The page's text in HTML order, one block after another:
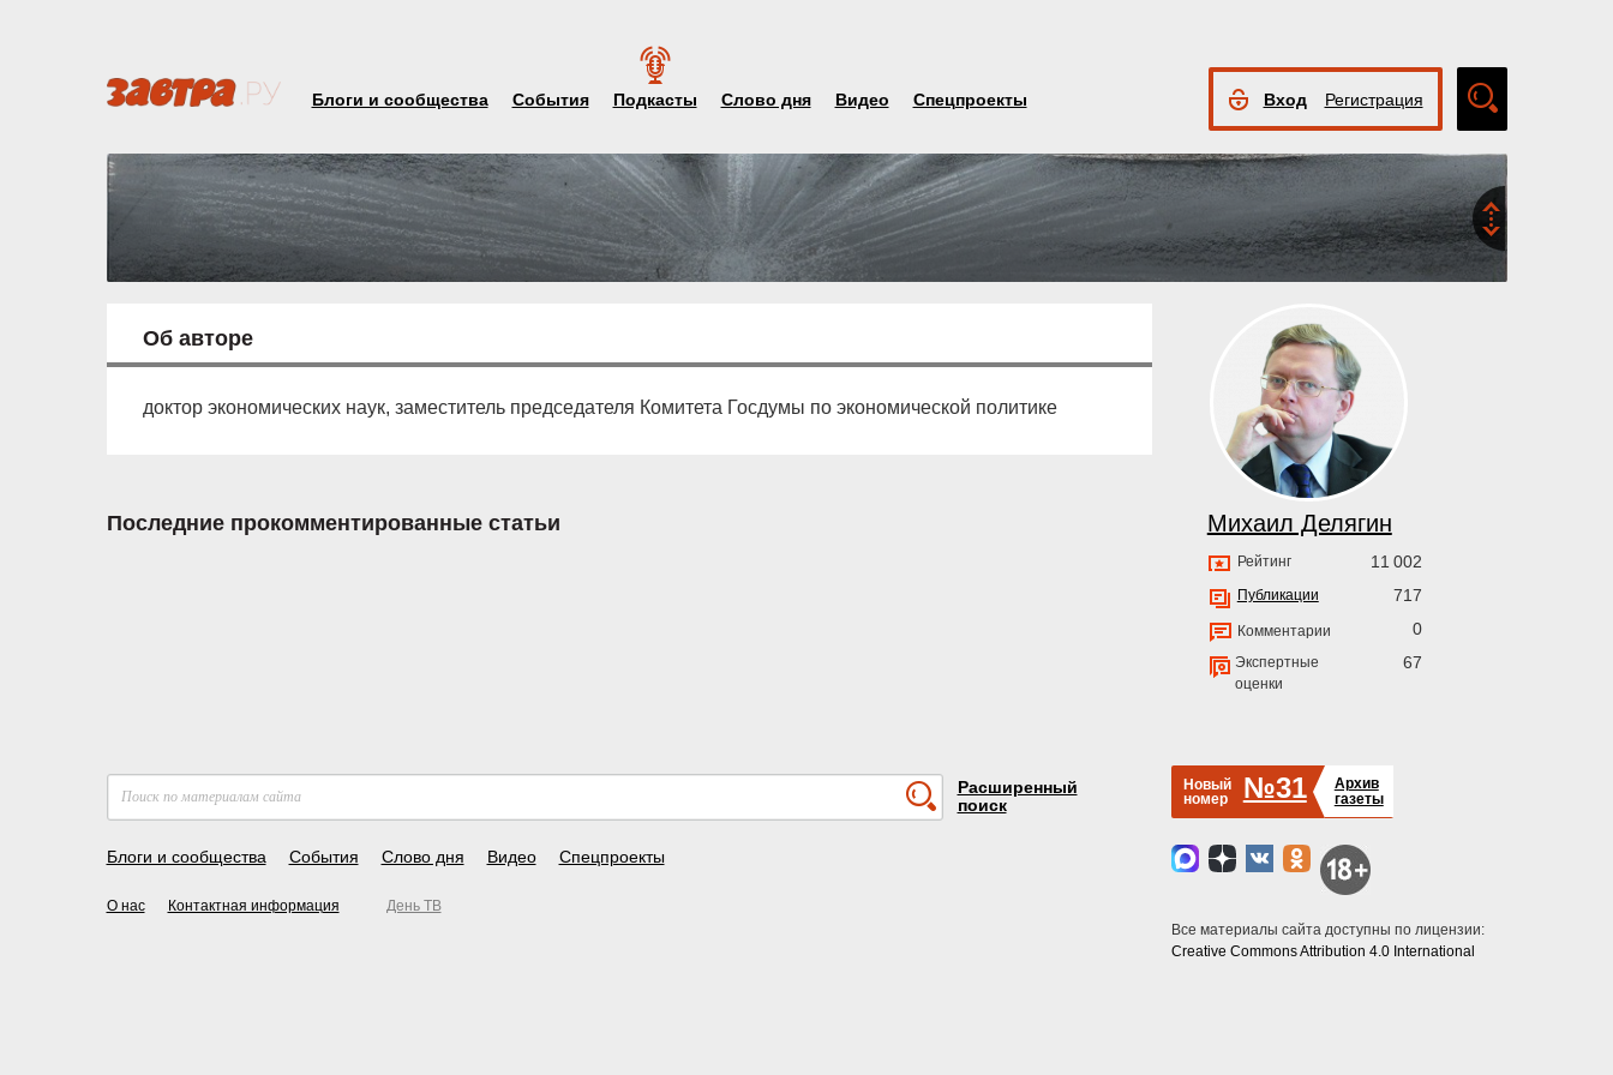
Блоги и сообщества События Подкасты Слово дня Видео Спецпроекты Вход Регистрация
поиск
Об авторе
доктор экономических наук, заместитель председателя Комитета Госдумы по экономической политике
Последние прокомментированные статьи Михаил Делягин
Рейтинг 11 002
Публикации 717
Комментарии 0
Экспертные
оценки
67
Расширенный
поиск
Блоги и сообщества События Слово дня Видео Спецпроекты
О нас Контактная информация День ТВ
Новый
номер
№31
Архив
газеты
Все материалы сайта доступны по лицензии:
Creative Commons Attribution 4.0 International